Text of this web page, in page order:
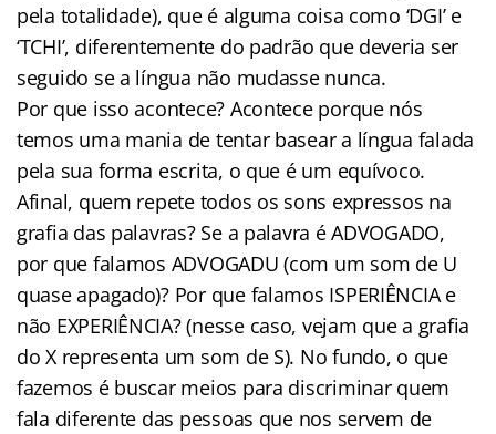
pela totalidade), que é alguma coisa como ‘DGI’ e
‘TCHI’, diferentemente do padrão que deveria ser
seguido se a língua não mudasse nunca.
Por que isso acontece? Acontece porque nós
temos uma mania de tentar basear a língua falada
pela sua forma escrita, o que é um equívoco.
Afinal, quem repete todos os sons expressos na
grafia das palavras? Se a palavra é ADVOGADO,
por que falamos ADVOGADU (com um som de U
quase apagado)? Por que falamos ISPERIÊNCIA e
não EXPERIÊNCIA? (nesse caso, vejam que a grafia
do X representa um som de S). No fundo, o que
fazemos é buscar meios para discriminar quem
fala diferente das pessoas que nos servem de